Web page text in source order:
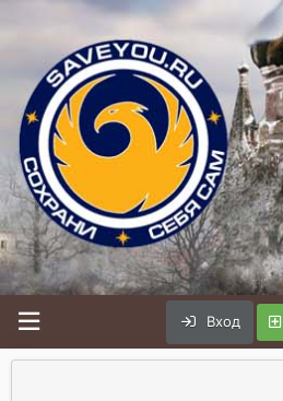
Вход